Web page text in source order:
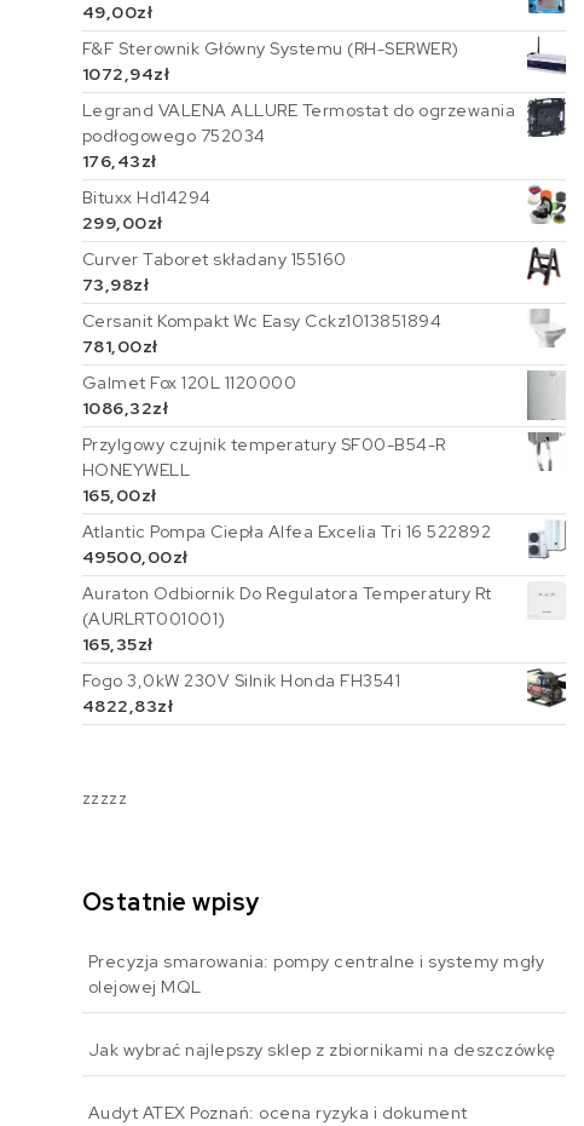
49,00zł
F&F Sterownik Główny Systemu (RH-SERWER)
1072,94zł
Legrand VALENA ALLURE Termostat do ogrzewania
podłogowego 752034
176,43zł
Bituxx Hd14294
299,00zł
Curver Taboret składany 155160
73,98zł
Cersanit Kompakt Wc Easy Cckz1013851894
781,00zł
Galmet Fox 120L 1120000
1086,32zł
Przylgowy czujnik temperatury SF00-B54-R
HONEYWELL
165,00zł
Atlantic Pompa Ciepła Alfea Excelia Tri 16 522892
49500,00zł
Auraton Odbiornik Do Regulatora Temperatury Rt
(AURLRT001001)
165,35zł
Fogo 3,0kW 230V Silnik Honda FH3541
4822,83zł
zzzzz
Ostatnie wpisy
Precyzja smarowania: pompy centralne i systemy mgły
olejowej MQL
Jak wybrać najlepszy sklep z zbiornikami na deszczówkę
Audyt ATEX Poznań: ocena ryzyka i dokument